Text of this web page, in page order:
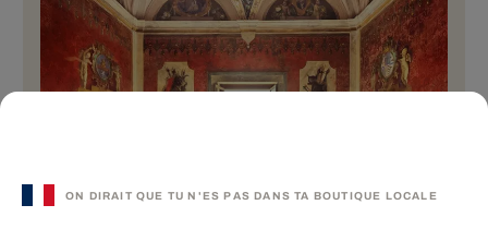
ON DIRAIT QUE TU N'ES PAS DANS TA BOUTIQUE LOCALE